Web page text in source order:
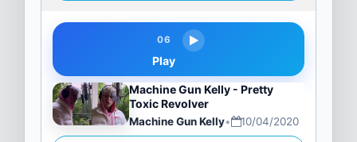
06
Play
Machine Gun Kelly - Pretty
Toxic Revolver
Machine Gun Kelly• 10/04/2020